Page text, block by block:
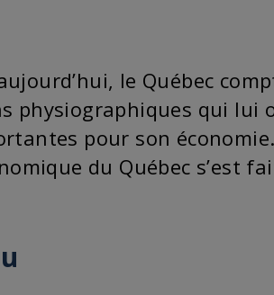
le Québec
physiographiques qui lui
pour son
du Québec s’est